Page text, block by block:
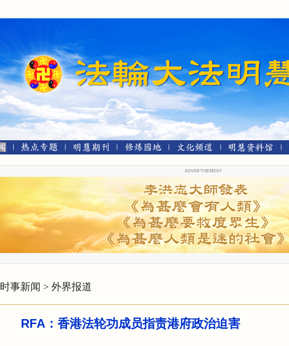
ADVERTISEMENT
时事新闻 > 外界报道
RFA：香港法轮功成员指责港府政治迫害